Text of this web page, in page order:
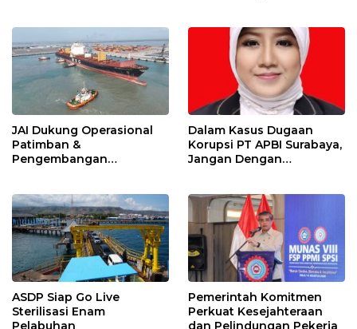
JAI Dukung Operasional
Patimban &
Pengembangan
Dalam Kasus Dugaan
Korupsi PT APBI Surabaya,
Jangan Dengan
ASDP Siap Go Live
Sterilisasi Enam
Pemerintah Komitmen
Perkuat Kesejahteraan